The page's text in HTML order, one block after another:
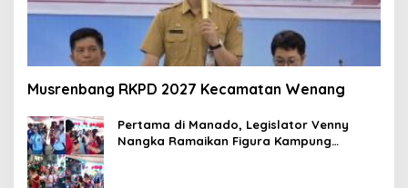
Musrenbang RKPD 2027 Kecamatan Wenang
Pertama di Manado, Legislator Venny
Nangka Ramaikan Figura Kampung